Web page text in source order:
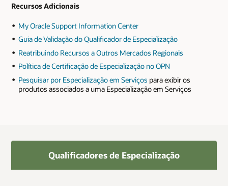
Recursos Adicionais
My Oracle Support Information Center
Guia de Validação do Qualificador de Especialização
Reatribuindo Recursos a Outros Mercados Regionais
Política de Certificação de Especialização no OPN
Pesquisar por Especialização em Serviços para exibir os
produtos associados a uma Especialização em Serviços
Qualificadores de Especialização